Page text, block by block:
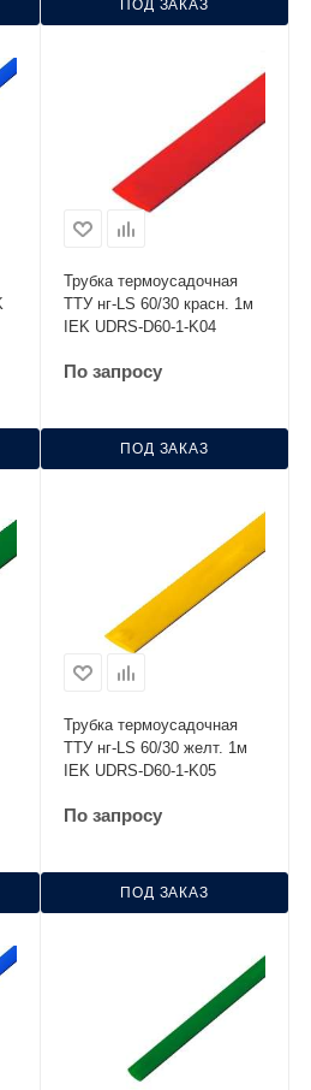
ПОД ЗАКАЗ
Трубка термоусадочная
ТТУ нг-LS 60/30 красн. 1м
IEK UDRS-D60-1-K04
По запросу
ПОД ЗАКАЗ
Трубка термоусадочная
ТТУ нг-LS 60/30 желт. 1м
IEK UDRS-D60-1-K05
По запросу
ПОД ЗАКАЗ